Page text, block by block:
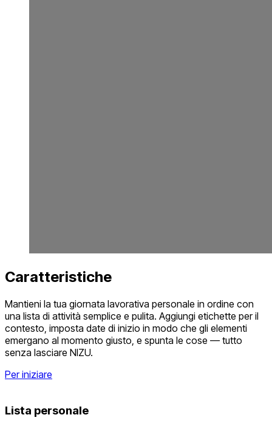
Caratteristiche
Mantieni la tua giornata lavorativa personale in ordine con
una lista di attività semplice e pulita. Aggiungi etichette per il
contesto, imposta date di inizio in modo che gli elementi
emergano al momento giusto, e spunta le cose — tutto
senza lasciare NIZU.
Per iniziare
Lista personale